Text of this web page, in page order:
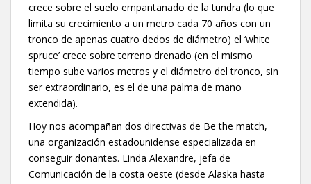
crece sobre el suelo empantanado de la tundra (lo que
limita su crecimiento a un metro cada 70 años con un
tronco de apenas cuatro dedos de diámetro) el ‘white
spruce’ crece sobre terreno drenado (en el mismo
tiempo sube varios metros y el diámetro del tronco, sin
ser extraordinario, es el de una palma de mano
extendida).
Hoy nos acompañan dos directivas de Be the match,
una organización estadounidense especializada en
conseguir donantes. Linda Alexandre, jefa de
Comunicación de la costa oeste (desde Alaska hasta